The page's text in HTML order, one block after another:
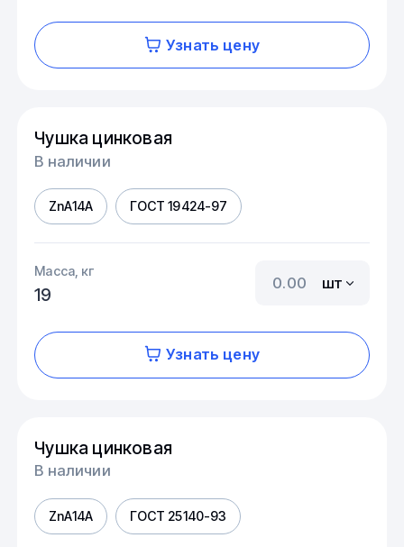
Узнать цену
Чушка цинковая
В наличии
ZnA14A ГОСТ 19424-97
Масса, кг
19
шт
Узнать цену
Чушка цинковая
В наличии
ZnA14A ГОСТ 25140-93